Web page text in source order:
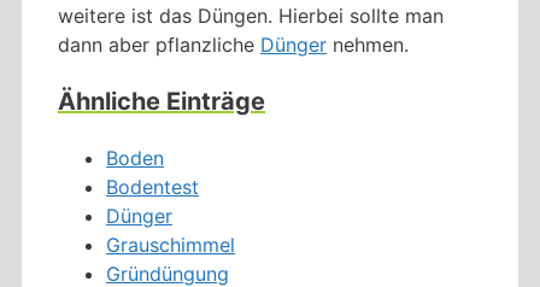
weitere ist das Düngen. Hierbei sollte man
dann aber pflanzliche Dünger nehmen.
Ähnliche Einträge
Boden
Bodentest
Dünger
Grauschimmel
Gründüngung